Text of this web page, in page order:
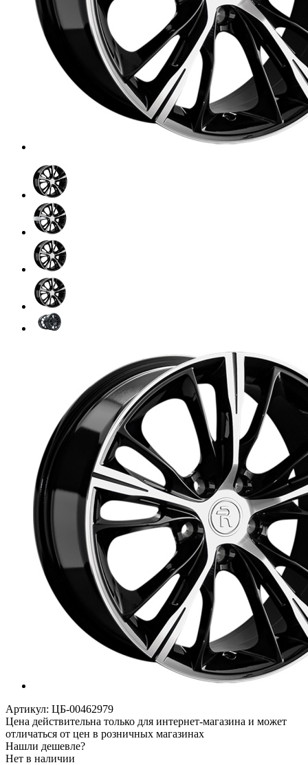
Артикул: ЦБ-00462979
Цена действительна только для интернет-магазина и может
отличаться от цен в розничных магазинах
Нашли дешевле?
Нет в наличии